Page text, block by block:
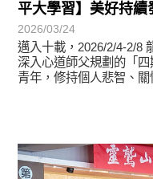
平大學習】美好持續
2026/03/24
邁入十載，2026/2/4-2/8
深入心道師父規劃的「
青年，修持個人悲智、